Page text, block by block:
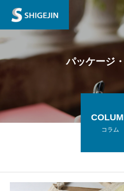
パッケージ
コラム